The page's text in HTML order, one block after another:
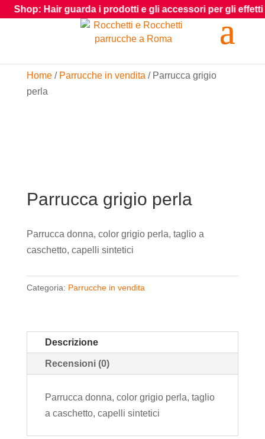
Home/ Parrucche in vendita / Parrucca grigio
perla
Parrucca grigio perla
Parrucca donna, color grigio perla, taglio a
caschetto, capelli sintetici
Categoria: Parrucche in vendita
Descrizione
Recensioni (0)
Parrucca donna, color grigio perla, taglio
a caschetto, capelli sintetici
Shop: Hair guarda i prodotti e gli accessori per gli effetti